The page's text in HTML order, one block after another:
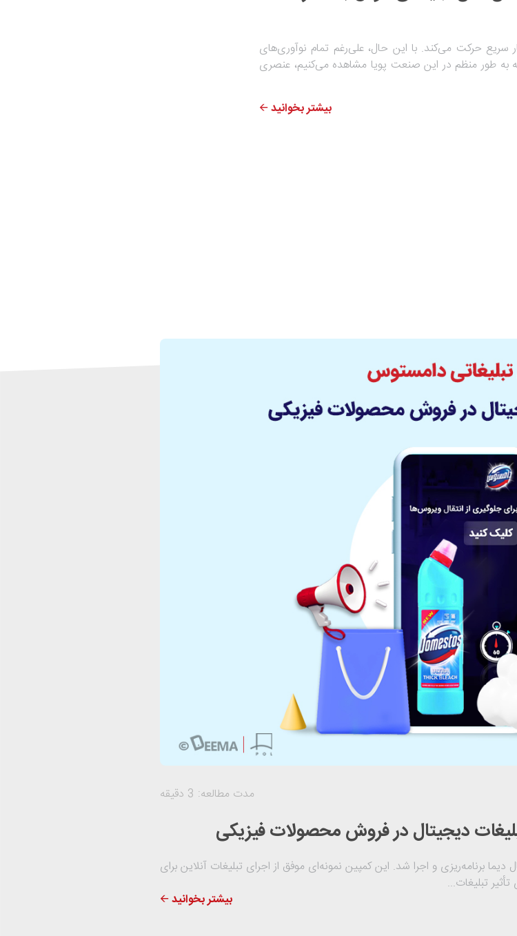
سریع حرکت می‌کند. با این حال، علی‌رغم تمام نوآوری‌های
به طور منظم در این صنعت پویا مشاهده می‌کنیم، عنصری
بیشتر بخوانید 🡨
مدت مطالعه: 3 دقیقه
دیجیتال در فروش محصولات فیزیکی
تبلیغات دیجیتال دیما برنامه‌ریزی و اجرا شد. این کمپین نمونه‌ای موفق از اجرای تبلیغات آنلاین برای
تبلیغات...
بیشتر بخوانید 🡨